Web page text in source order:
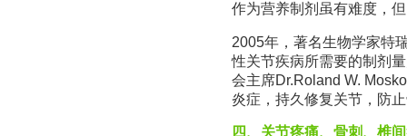
作为营养制剂虽有难度，
2005年，著名生物学家特
性关节疾病所需要的制剂
会主席Dr.Roland W.
炎症，持久修复关节，防
四、关节疼痛、骨刺、椎